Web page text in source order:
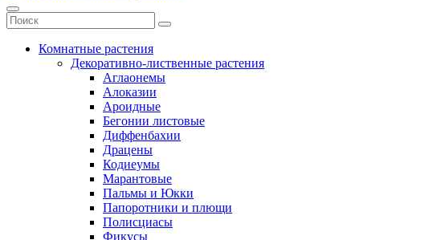
Комнатные растения
Декоративно-лиственные растения
Аглаонемы
Алоказии
Ароидные
Бегонии листовые
Диффенбахии
Драцены
Кодиеумы
Марантовые
Пальмы и Юкки
Папоротники и плющи
Полисциасы
Фикусы